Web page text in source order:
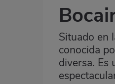
Body
Situado en
conocida
diversa. Es